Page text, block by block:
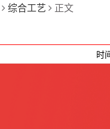
综合工艺 正文
时